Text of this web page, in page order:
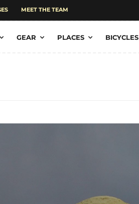
MEET THE TEAM
GEAR PLACES BICYCLES